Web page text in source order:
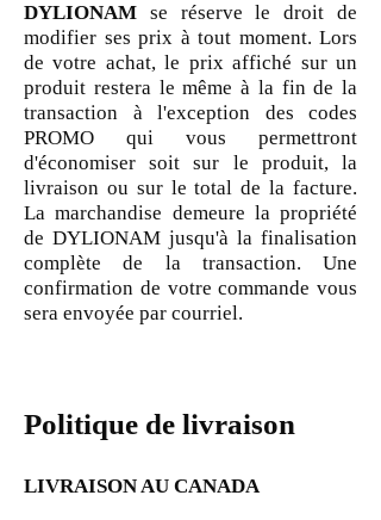
DYLIONAM se réserve le droit de
modifier ses prix à tout moment. Lors
de votre achat, le prix affiché sur un
produit restera le même à la fin de la
transaction à l'exception des codes
PROMO qui vous permettront
d'économiser soit sur le produit, la
livraison ou sur le total de la facture.
La marchandise demeure la propriété
de DYLIONAM jusqu'à la finalisation
complète de la transaction. Une
confirmation de votre commande vous
sera envoyée par courriel.
Politique de livraison
LIVRAISON AU CANADA